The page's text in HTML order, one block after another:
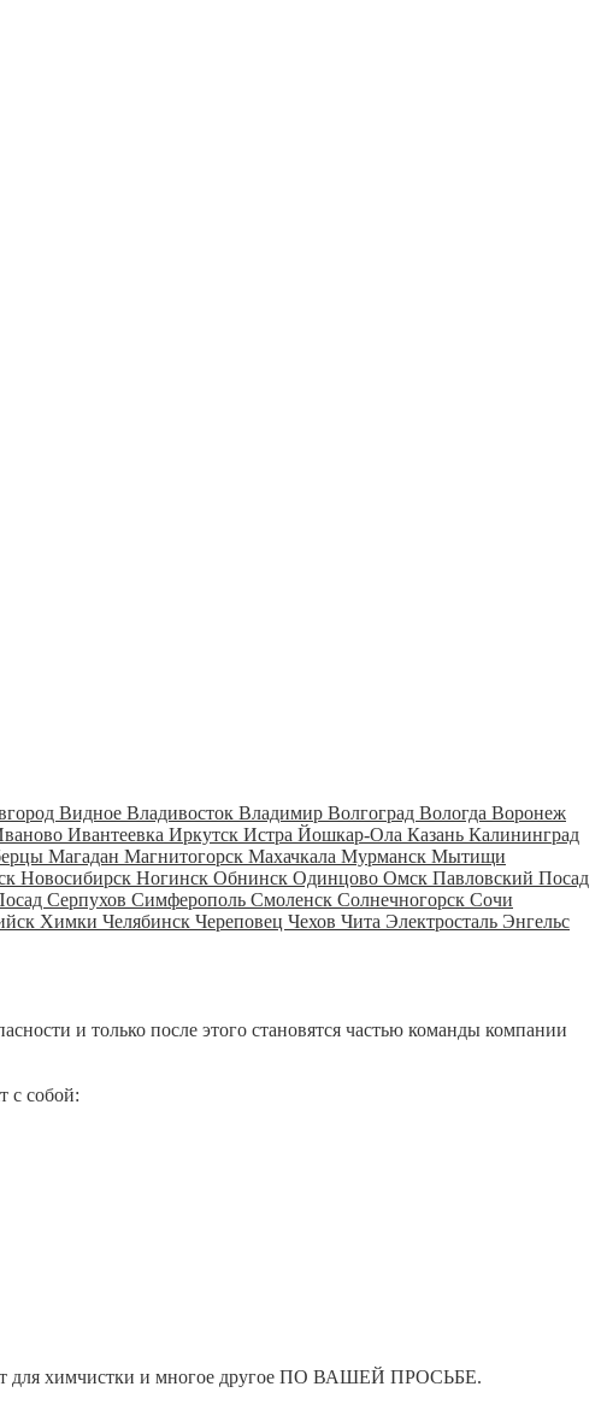
Видное Владивосток Владимир Волгоград Вологда Воронеж
Ивантеевка Иркутск Истра Йошкар-Ола Казань Калининград
Магадан Магнитогорск Махачкала Мурманск Мытищи
Новосибирск Ногинск Обнинск Одинцово Омск Павловский Посад
Серпухов Симферополь Смоленск Солнечногорск Сочи
Химки Челябинск Череповец Чехов Чита Электросталь Энгельс
и только после этого становятся частью команды компании
с собой:
для химчистки и многое другое ПО ВАШЕЙ ПРОСЬБЕ.